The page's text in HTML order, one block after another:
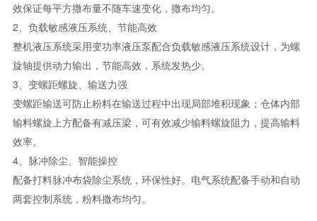
效保证每平方撒布量不随车速变化，撒布均匀。
2、负载敏感液压系统、节能高效
整机液压系统采用变功率液压泵配合负载敏感液压系统设计，为螺
旋轴提供动力输出，节能高效，系统发热少。
3、变螺距螺旋、输送力强
变螺距输送可防止粉料在输送过程中出现局部堆积现象；仓体内部
输料螺旋上方配备有减压梁，可有效减少输料螺旋阻力，提高输料
效率。
4、脉冲除尘、智能操控
配备打料脉冲布袋除尘系统，环保性好。电气系统配备手动和自动
两套控制系统，粉料撒布均匀。